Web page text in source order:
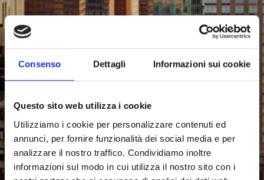
Consenso Dettagli Informazioni sui cookie
Questo sito web utilizza i cookie
Utilizziamo i cookie per personalizzare contenuti ed
annunci, per fornire funzionalità dei social media e per
analizzare il nostro traffico. Condividiamo inoltre
informazioni sul modo in cui utilizza il nostro sito con i